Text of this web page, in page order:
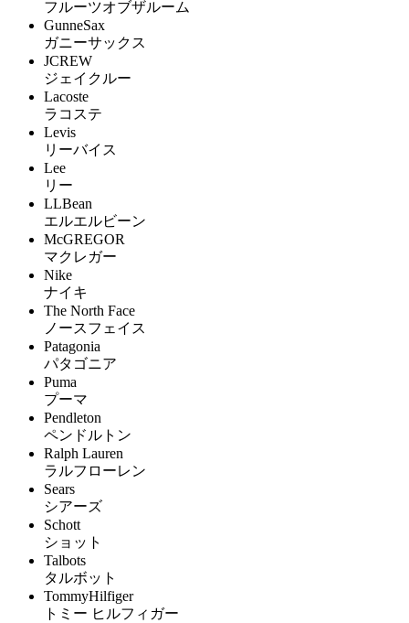
フルーツオブザルーム
GunneSax
ガニーサックス
JCREW
ジェイクルー
Lacoste
ラコステ
Levis
リーバイス
Lee
リー
LLBean
エルエルビーン
McGREGOR
マクレガー
Nike
ナイキ
The North Face
ノースフェイス
Patagonia
パタゴニア
Puma
プーマ
Pendleton
ペンドルトン
Ralph Lauren
ラルフローレン
Sears
シアーズ
Schott
ショット
Talbots
タルボット
TommyHilfiger
トミー ヒルフィガー